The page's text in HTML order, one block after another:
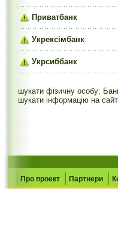
Приватбанк
Укрексімбанк
Укрсиббанк
шукати фізичну особу:
шукати інформацію на
Про проект Партнери